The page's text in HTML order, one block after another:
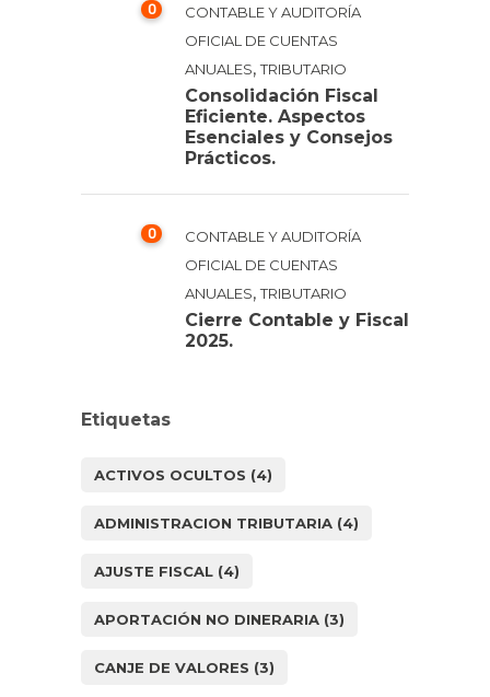
0
CONTABLE Y AUDITORÍA
OFICIAL DE CUENTAS
ANUALES,TRIBUTARIO
Consolidación Fiscal
Eficiente. Aspectos
Esenciales y Consejos
Prácticos.
0
CONTABLE Y AUDITORÍA
OFICIAL DE CUENTAS
ANUALES,TRIBUTARIO
Cierre Contable y Fiscal
2025.
Etiquetas
ACTIVOS OCULTOS (4)
ADMINISTRACION TRIBUTARIA (4)
AJUSTE FISCAL (4)
APORTACIÓN NO DINERARIA (3)
CANJE DE VALORES (3)